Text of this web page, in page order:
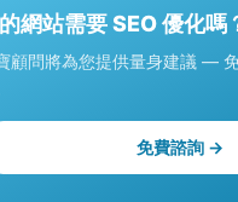
網站需要 SEO 優化嗎
顧問將為您提供量身建議 —
免費諮詢 →